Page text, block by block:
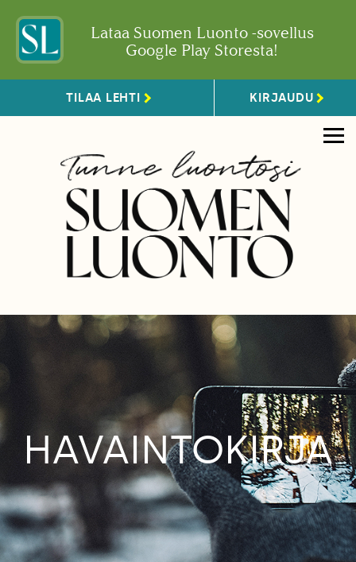
Lataa Suomen Luonto -sovellus
Google Play Storesta!
TILAA LEHTI KIRJAUDU
HAVAINTOKIRJA